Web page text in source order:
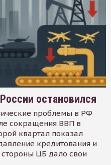
остановился
проблемы в РФ
сокращения ВВП в
квартал показал
кредитования и
стороны ЦБ дало свои